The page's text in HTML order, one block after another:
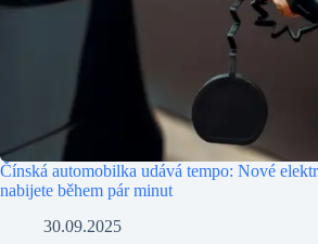
Čínská automobilka udává tempo: Nové
nabijete během pár minut
30.09.2025